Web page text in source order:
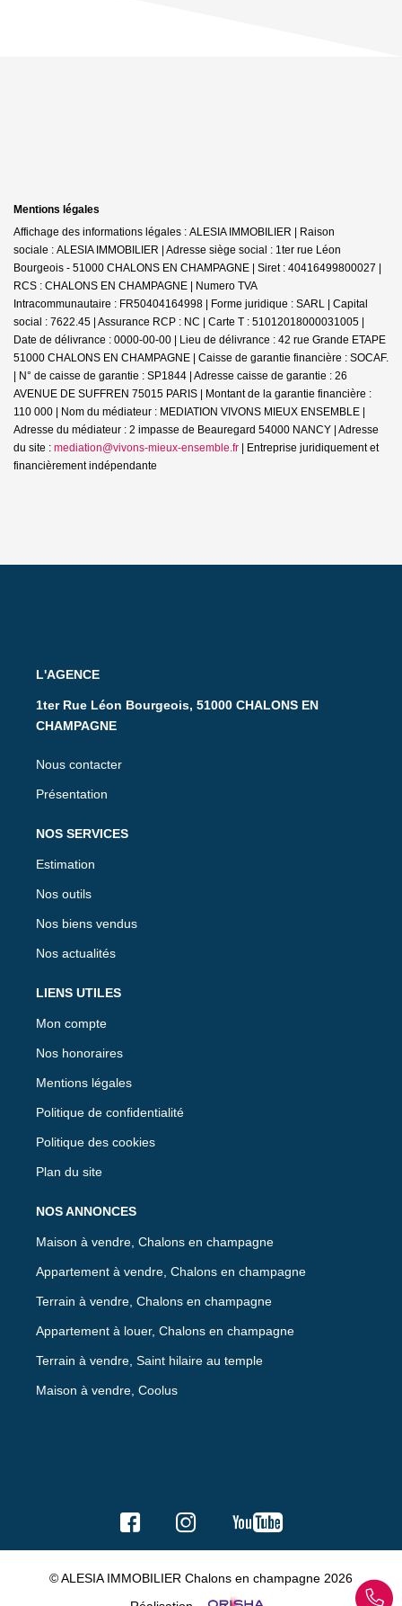
Mentions légales
Affichage des informations légales : ALESIA IMMOBILIER | Raison
sociale : ALESIA IMMOBILIER | Adresse siège social : 1ter rue Léon
Bourgeois - 51000 CHALONS EN CHAMPAGNE | Siret : 40416499800027 |
RCS : CHALONS EN CHAMPAGNE | Numero TVA
Intracommunautaire : FR50404164998 | Forme juridique : SARL | Capital
social : 7622.45 | Assurance RCP : NC | Carte T : 51012018000031005 |
Date de délivrance : 0000-00-00 | Lieu de délivrance : 42 rue Grande ETAPE
51000 CHALONS EN CHAMPAGNE | Caisse de garantie financière : SOCAF.
| N° de caisse de garantie : SP1844 | Adresse caisse de garantie : 26
AVENUE DE SUFFREN 75015 PARIS | Montant de la garantie financière :
110 000 | Nom du médiateur : MEDIATION VIVONS MIEUX ENSEMBLE |
Adresse du médiateur : 2 impasse de Beauregard 54000 NANCY | Adresse
du site : mediation@vivons-mieux-ensemble.fr | Entreprise juridiquement et
financièrement indépendante
L'AGENCE
1ter Rue Léon Bourgeois, 51000 CHALONS EN
CHAMPAGNE
Nous contacter
Présentation
NOS SERVICES
Estimation
Nos outils
Nos biens vendus
Nos actualités
LIENS UTILES
Mon compte
Nos honoraires
Mentions légales
Politique de confidentialité
Politique des cookies
Plan du site
NOS ANNONCES
Maison à vendre, Chalons en champagne
Appartement à vendre, Chalons en champagne
Terrain à vendre, Chalons en champagne
Appartement à louer, Chalons en champagne
Terrain à vendre, Saint hilaire au temple
Maison à vendre, Coolus
© ALESIA IMMOBILIER Chalons en champagne 2026